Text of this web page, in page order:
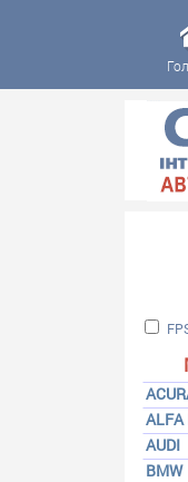
Apply
ALFA
AUDI
BMW